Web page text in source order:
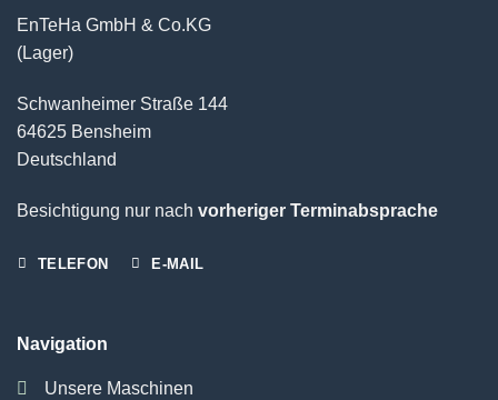
EnTeHa GmbH & Co.KG
(Lager)
Schwanheimer Straße 144
64625 Bensheim
Deutschland
Besichtigung nur nach vorheriger Terminabsprache
TELEFON E-MAIL
Navigation
Unsere Maschinen